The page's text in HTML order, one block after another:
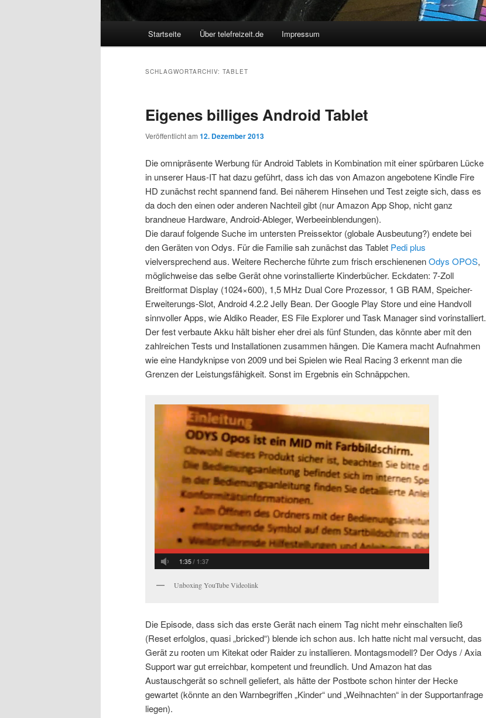
Startseite Über telefreizeit.de Impressum
SCHLAGWORTARCHIV: TABLET
Eigenes billiges Android Tablet
Veröffentlicht am 12. Dezember 2013
Die omnipräsente Werbung für Android Tablets in Kombination mit einer spürbaren Lücke
in unserer Haus-IT hat dazu geführt, dass ich das von Amazon angebotene Kindle Fire
HD zunächst recht spannend fand. Bei näherem Hinsehen und Test zeigte sich, dass es
da doch den einen oder anderen Nachteil gibt (nur Amazon App Shop, nicht ganz
brandneue Hardware, Android-Ableger, Werbeeinblendungen).
Die darauf folgende Suche im untersten Preissektor (globale Ausbeutung?) endete bei
den Geräten von Odys. Für die Familie sah zunächst das Tablet Pedi plus
vielversprechend aus. Weitere Recherche führte zum frisch erschienenenOdys OPOS,
möglichweise das selbe Gerät ohne vorinstallierte Kinderbücher. Eckdaten: 7-Zoll
Breitformat Display (1024×600), 1,5 MHz Dual Core Prozessor, 1 GB RAM, Speicher-
Erweiterungs-Slot, Android 4.2.2 Jelly Bean. Der Google Play Store und eine Handvoll
sinnvoller Apps, wie Aldiko Reader, ES File Explorer und Task Manager sind vorinstalliert.
Der fest verbaute Akku hält bisher eher drei als fünf Stunden, das könnte aber mit den
zahlreichen Tests und Installationen zusammen hängen. Die Kamera macht Aufnahmen
wie eine Handyknipse von 2009 und bei Spielen wie Real Racing 3 erkennt man die
Grenzen der Leistungsfähigkeit. Sonst im Ergebnis ein Schnäppchen.
Unboxing YouTube Videolink
Die Episode, dass sich das erste Gerät nach einem Tag nicht mehr einschalten ließ
(Reset erfolglos, quasi „bricked“) blende ich schon aus. Ich hatte nicht mal versucht, das
Gerät zu rooten um Kitekat oder Raider zu installieren. Montagsmodell? Der Odys / Axia
Support war gut erreichbar, kompetent und freundlich. Und Amazon hat das
Austauschgerät so schnell geliefert, als hätte der Postbote schon hinter der Hecke
gewartet (könnte an den Warnbegriffen „Kinder“ und „Weihnachten“ in der Supportanfrage
liegen).